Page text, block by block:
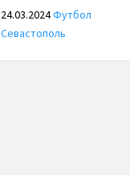
24.03.2024Футбол
Tags:
Севастополь